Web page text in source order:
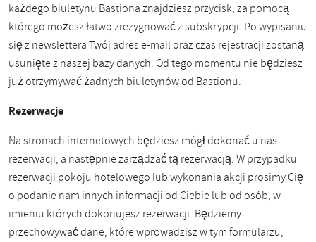
każdego biuletynu Bastiona znajdziesz przycisk, za pomocą
którego możesz łatwo zrezygnować z subskrypcji. Po wypisaniu
się z newslettera Twój adres e-mail oraz czas rejestracji zostaną
usunięte z naszej bazy danych. Od tego momentu nie będziesz
już otrzymywać żadnych biuletynów od Bastionu.
Rezerwacje
Na stronach internetowych będziesz mógł dokonać u nas
rezerwacji, a następnie zarządzać tą rezerwacją. W przypadku
rezerwacji pokoju hotelowego lub wykonania akcji prosimy Cię
o podanie nam innych informacji od Ciebie lub od osób, w
imieniu których dokonujesz rezerwacji. Będziemy
przechowywać dane, które wprowadzisz w tym formularzu,